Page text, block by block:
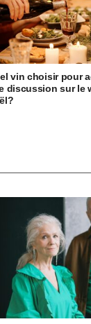
vin choisir pour
discussion sur le